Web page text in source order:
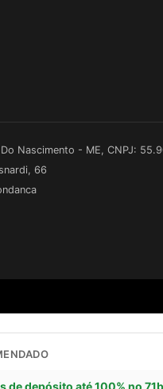
Nascimento - ME, CNPJ:
66
de depósito até 100% no